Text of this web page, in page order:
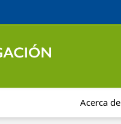
Acerca de